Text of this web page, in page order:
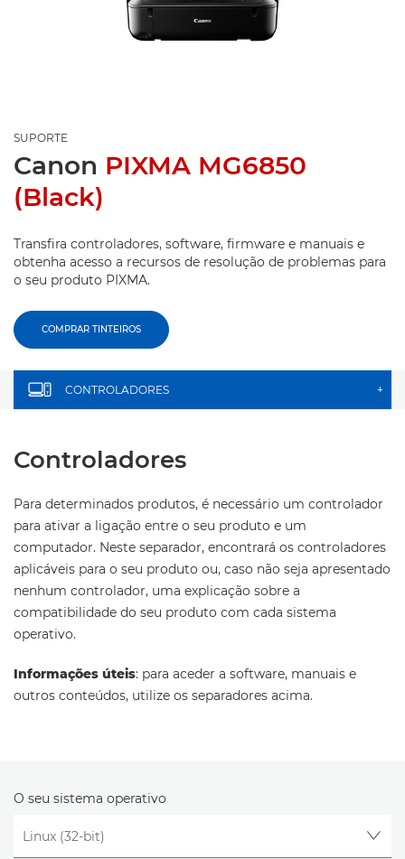
SUPORTE
Canon PIXMA MG6850
(Black)
Transfira controladores, software, firmware e manuais e
obtenha acesso a recursos de resolução de problemas para
o seu produto PIXMA.
COMPRAR TINTEIROS
CONTROLADORES +
Controladores
Para determinados produtos, é necessário um controlador
para ativar a ligação entre o seu produto e um
computador. Neste separador, encontrará os controladores
aplicáveis para o seu produto ou, caso não seja apresentado
nenhum controlador, uma explicação sobre a
compatibilidade do seu produto com cada sistema
operativo.
Informações úteis: para aceder a software, manuais e
outros conteúdos, utilize os separadores acima.
O seu sistema operativo